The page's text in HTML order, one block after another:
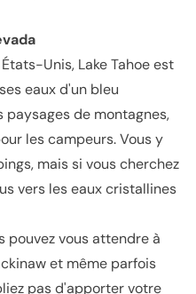
Unis, Lake Tahoe est
eaux d'un bleu
de montagnes,
les campeurs. Vous y
mais si vous cherchez
vers les eaux cristallines
pouvez vous attendre à
et même parfois
pas d'apporter votre